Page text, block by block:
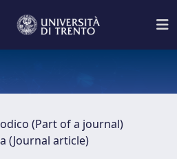
(Part of a journal)
(Journal article)